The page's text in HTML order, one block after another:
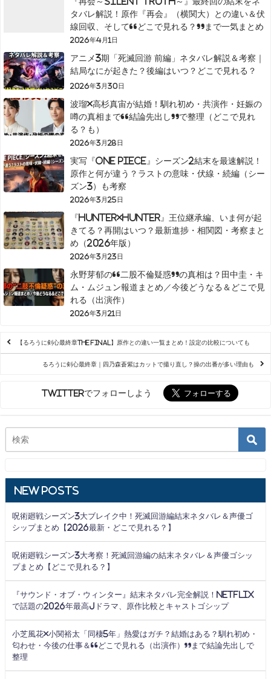
タバレ解説！原作『再会』（横関大）との違い＆伏
線回収、そして“どこで見れる？”まで一気まとめ
2026年4月1日
アニメ3期「死滅回游 前編」ネタバレ解説＆考察｜
結局なにが起きた？後編はいつ？どこで見れる？
2026年3月30日
波瑠×高杉真宙が結婚！馴れ初め・共演作・妊娠の
噂の真相まで“結論先出し”で整理（どこで見れ
る？も）
2026年3月28日
実写『ONE PIECE』シーズン2結末を最速解説！
原作と何が違う？ラストの意味・伏線・続編（シー
ズン3）も考察
2026年3月25日
『HUNTER×HUNTER』王位継承編、いま何が起
きてる？再開はいつ？最新進捗・相関図・考察まと
め（2026年版）
2026年3月23日
永野芽郁の“二股不倫疑惑”の真相は？田中圭・キ
ム・ムジュン報道まとめ／今後どうなる＆どこで見
れる（出演作）
2026年3月21日
【るろうに剣心最終章The Final】原作との違い一覧まとめ！設定の比較についても
るろうに剣心最終章｜四乃森蒼紫はカットで撮り直し？操の出番が多い理由も
Twitterでフォローしよう
New Posts
呪術廻戦シーズン3大ブレイク中！死滅回游編結末ネタバレ＆声優ゴ
シップまとめ【2026最新・どこで見れる？】
呪術廻戦シーズン3大考察！死滅回游編の結末ネタバレ＆声優ゴシッ
プまとめ【どこで見れる？】
『サウンド・オブ・ウィンター』結末ネタバレ完全解説！Netflix
で話題の2026年最高Jドラマ、原作比較とキャストゴシップ
小芝風花×小関裕太「同棲5年」熱愛はガチ？結婚はある？馴れ初め・
匂わせ・今後の仕事＆“どこで見れる（出演作）”まで結論先出しで
整理